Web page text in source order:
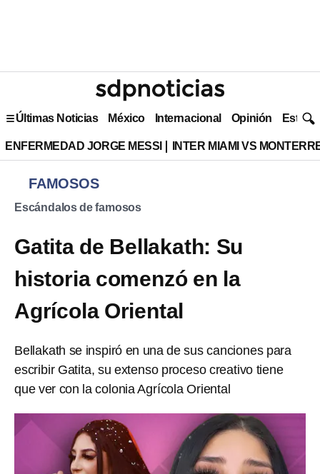
Últimas Noticias México Internacional Opinión Estilo
ENFERMEDAD JORGE MESSI INTER MIAMI VS
FAMOSOS
Escándalos de famosos
Gatita de Bellakath: Su
historia comenzó en la
Agrícola Oriental
Bellakath se inspiró en una de sus canciones para
escribir Gatita, su extenso proceso creativo tiene
que ver con la colonia Agrícola Oriental